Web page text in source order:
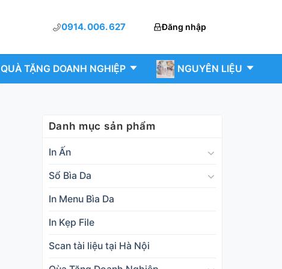
0914. 006. 627 Đăng nhập
QUÀ TẶNG DOANH NGHIỆP NGUYÊN LIỆU
Danh mục sản phẩm
In Ấn
Sổ Bìa Da
In Menu Bìa Da
In Kẹp File
Scan tài liệu tại Hà Nội